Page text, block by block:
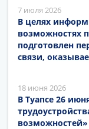
7 июля 2026
В целях
возможностях
подготовлен
связи,
18 июня 2026
В Туапсе 26
возможностей»